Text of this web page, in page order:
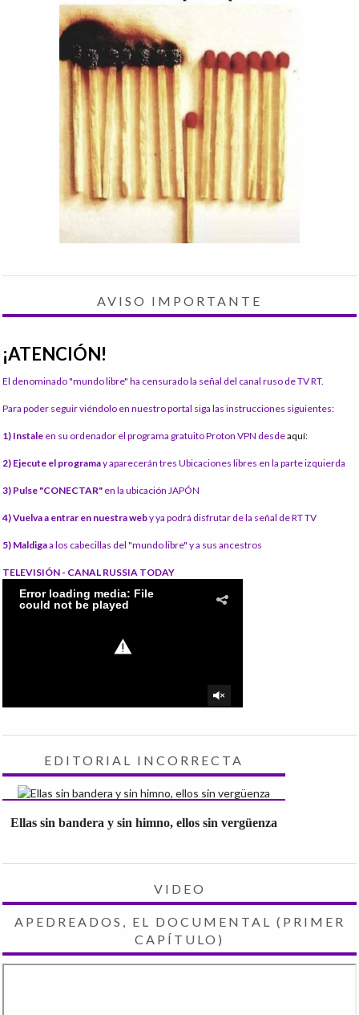
AVISO IMPORTANTE
¡ATENCIÓN!
El denominado "mundo libre" ha censurado la señal del canal ruso de TV RT.
Para poder seguir viéndolo en nuestro portal siga las instrucciones siguientes:
1) Instale en su ordenador el programa gratuito Proton VPN desdeaquí:
2) Ejecute el programay aparecerán tres Ubicaciones libres en la parte izquierda
3) Pulse "CONECTAR" en la ubicación JAPÓN
4) Vuelva a entrar en nuestra weby ya podrá disfrutar de la señal de RT TV
5) Maldigaa los cabecillas del "mundo libre" y a sus ancestros
TELEVISIÓN - CANAL RUSSIA TODAY
EDITORIAL INCORRECTA
Ellas sin bandera y sin himno, ellos sin vergüenza
VIDEO
APEDREADOS, EL DOCUMENTAL (PRIMER
CAPÍTULO)